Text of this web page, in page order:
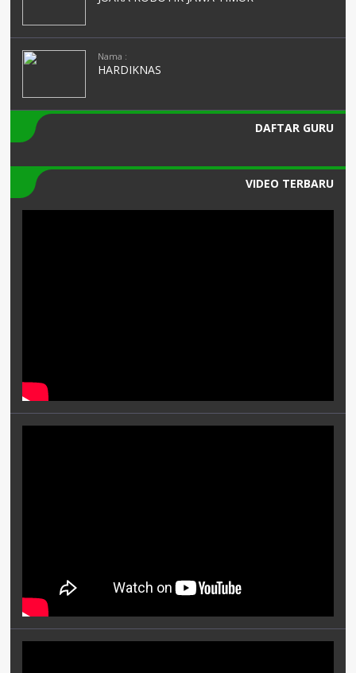
Nama :
HARDIKNAS
DAFTAR GURU
VIDEO TERBARU